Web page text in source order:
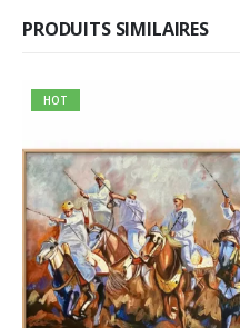
PRODUITS SIMILAIRES
HOT